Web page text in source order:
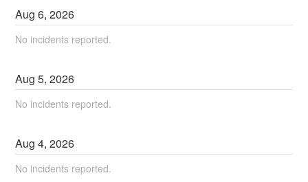
Aug6,2026
No incidents reported.
Aug5,2026
No incidents reported.
Aug4,2026
No incidents reported.